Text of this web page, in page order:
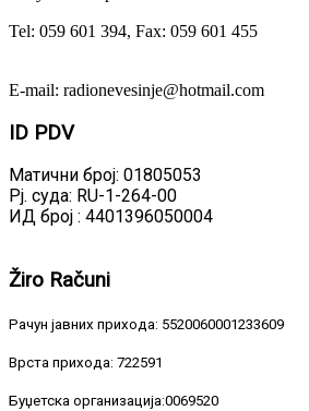
Tel: 059 601 394, Fax: 059 601 455
E-mail: radionevesinje@hotmail.com
ID PDV
Матични број: 01805053
Рј. суда: RU-1-264-00
ИД број : 4401396050004
Žiro Računi
Рачун јавних прихода: 5520060001233609
Врста прихода: 722591
Буџетска организација:0069520